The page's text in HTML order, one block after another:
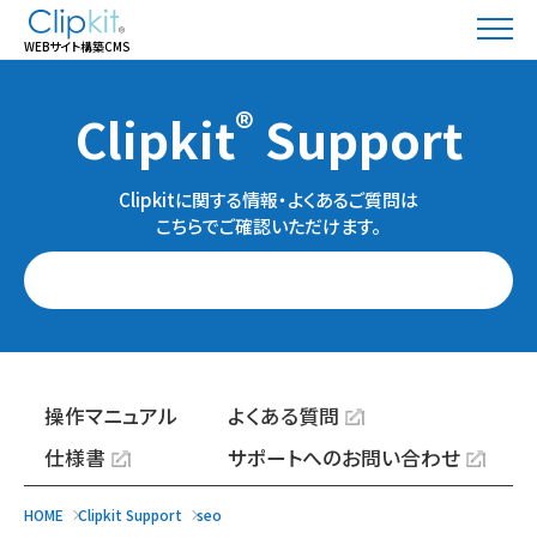
WEBサイト構築CMS
Clipkit® Support
Clipkitに関する情報・よくあるご質問は
こちらでご確認いただけます。
操作マニュアル
よくある質問
仕様書
サポートへのお問い合わせ
HOME Clipkit Support seo